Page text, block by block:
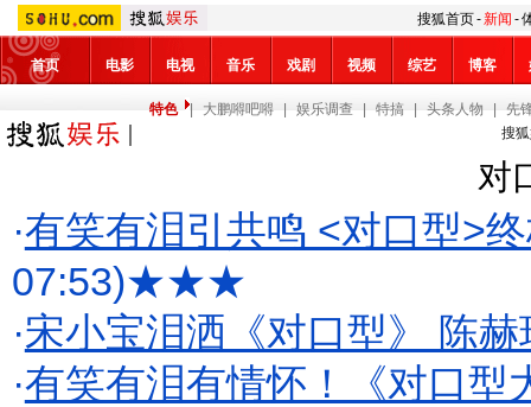
搜狐首页-新闻 -
首页 电影 电视 音乐 戏剧 视频 综艺 博客
特色 大鹏嘚吧嘚 娱乐调查 特搞 头条人物
先
搜
对
·有笑有泪引共鸣 <对口型>
07:53)★★★
·宋小宝泪洒《对口型》 陈赫
·有笑有泪有情怀！《对口型